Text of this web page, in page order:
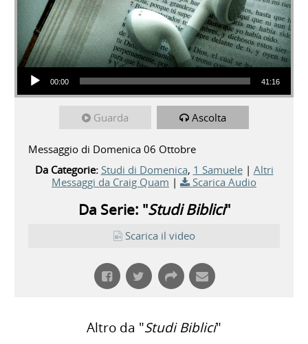
Audio Player
00:00 41:16
Guarda Ascolta
Messaggio di Domenica 06 Ottobre
Da Categorie: Studi di Domenica, 1 Samuele| Altri
Messaggi da Craig Quam | Scarica Audio
Da Serie: "Studi Biblici"
Scarica il video
Altro da "Studi Biblici"